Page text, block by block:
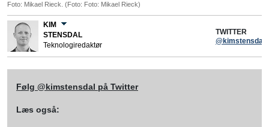
Foto: Mikael Rieck. (Foto: Foto: Mikael Rieck)
KIM
STENSDAL
Teknologiredaktør
TWITTER
@kimstensdal
Følg @kimstensdal på Twitter
Læs også: